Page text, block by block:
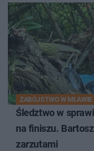
ZABÓJSTWO W MŁAWIE
Śledztwo w
na finiszu.
zarzutami